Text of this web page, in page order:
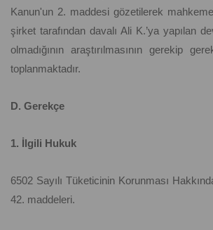
Kanun'un 2. maddesi gözetilerek
şirket tarafından davalı Ali K.’ya yapılan
olmadığının araştırılmasının gerekip
toplanmaktadır.
D. Gerekçe
1. İlgili Hukuk
6502 Sayılı Tüketicinin Korunması
42. maddeleri.